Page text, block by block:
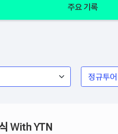
주요 기록
With YTN